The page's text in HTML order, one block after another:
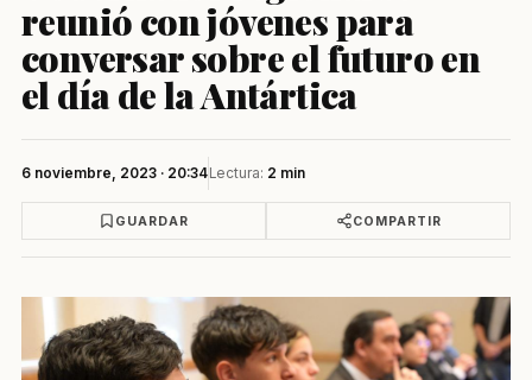
reunió con jóvenes para
conversar sobre el futuro en
el día de la Antártica
6 noviembre, 2023 · 20:34Lectura: 2 min
GUARDAR COMPARTIR